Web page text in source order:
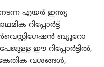
എയർ ഇന്ത്യ
റിപ്പോർട്ട്
ബ്യൂറോ
ഈ റിപ്പോർട്ടിൽ,
വശങ്ങൾ,